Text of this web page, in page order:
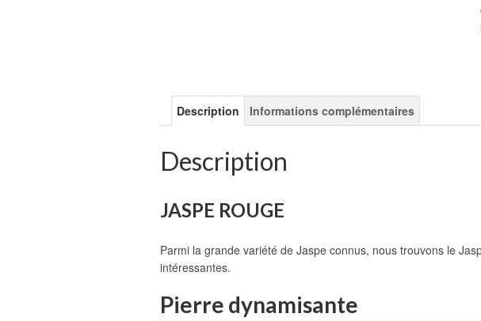
Description Informations complémentaires
Description
JASPE ROUGE
Parmi la grande variété de Jaspe connus, nous trouvons le
intéressantes.
Pierre dynamisante